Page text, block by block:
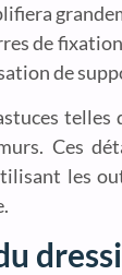
de
de
Ces
les